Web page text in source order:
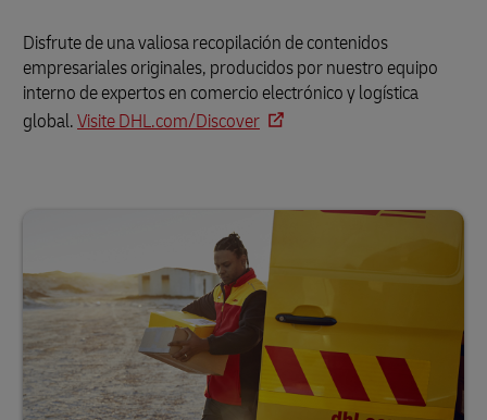
Disfrute de una valiosa recopilación de contenidos
empresariales originales, producidos por nuestro equipo
interno de expertos en comercio electrónico y logística
global.Visite DHL.com/Discover